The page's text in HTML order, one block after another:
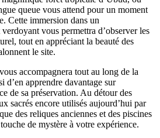
queue vous attend pour un moment
Cette immersion dans un
vous permettra d’observer les
tout en appréciant la beauté des
le site.
accompagnera tout au long de la
d’en apprendre davantage sur
de sa préservation. Au détour des
sacrés encore utilisés aujourd’hui par
des reliques anciennes et des piscines
de mystère à votre expérience.